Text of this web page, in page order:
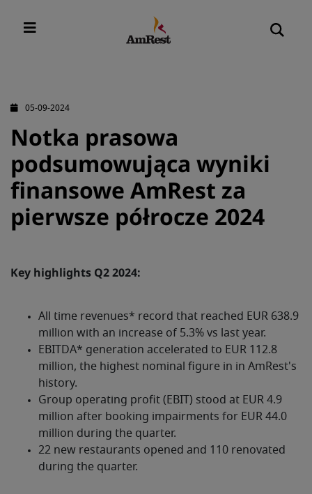
05-09-2024
Notka prasowa
podsumowująca wyniki
finansowe AmRest za
pierwsze półrocze 2024
Key highlights Q2 2024:
All time revenues* record that reached EUR 638.9
million with an increase of 5.3% vs last year.
EBITDA* generation accelerated to EUR 112.8
million, the highest nominal figure in in AmRest's
history.
Group operating profit (EBIT) stood at EUR 4.9
million after booking impairments for EUR 44.0
million during the quarter.
22 new restaurants opened and 110 renovated
during the quarter.